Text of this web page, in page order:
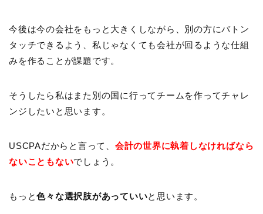
今後は今の会社をもっと大きくしながら、別の方にバトン
タッチできるよう、私じゃなくても会社が回るような仕組
みを作ることが課題です。
そうしたら私はまた別の国に行ってチームを作ってチャレ
ンジしたいと思います。
USCPAだからと言って、 会計の世界に執着しなければなら
ないこともないでしょう。
もっと色々な選択肢があっていいと思います。